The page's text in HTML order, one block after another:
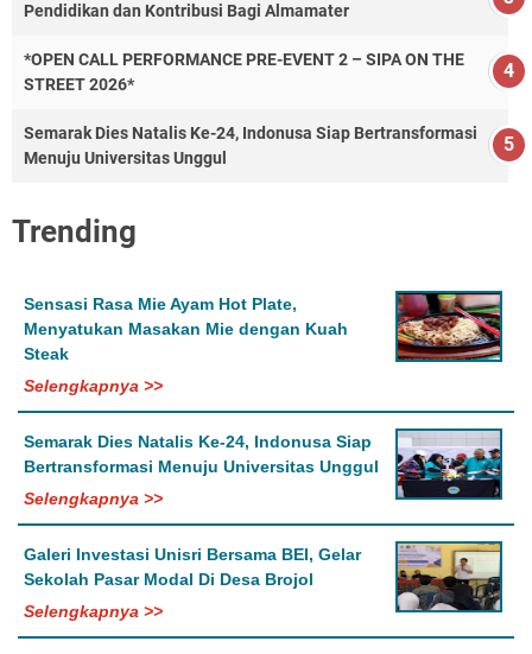
Pendidikan dan Kontribusi Bagi Almamater
*OPEN CALL PERFORMANCE PRE-EVENT 2 – SIPA ON THE
STREET 2026*
Semarak Dies Natalis Ke-24, Indonusa Siap Bertransformasi
Menuju Universitas Unggul
Trending
Sensasi Rasa Mie Ayam Hot Plate,
Menyatukan Masakan Mie dengan Kuah
Steak
Selengkapnya >>
Semarak Dies Natalis Ke-24, Indonusa Siap
Bertransformasi Menuju Universitas Unggul
Selengkapnya >>
Galeri Investasi Unisri Bersama BEI, Gelar
Sekolah Pasar Modal Di Desa Brojol
Selengkapnya >>